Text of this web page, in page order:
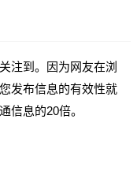
注到。因为网友在浏
发布信息的有效性就
信息的20倍。